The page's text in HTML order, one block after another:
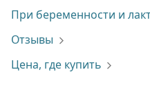
При беременности и
Отзывы
Цена, где купить